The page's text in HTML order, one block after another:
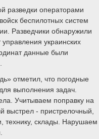
разведки операторами
беспилотных систем
Разведчики обнаружили
украинских
данные были
отметил, что погодные
выполнения задач.
Учитываем поправку на
выстрел - пристрелочный,
технику, склады. Нарушаем